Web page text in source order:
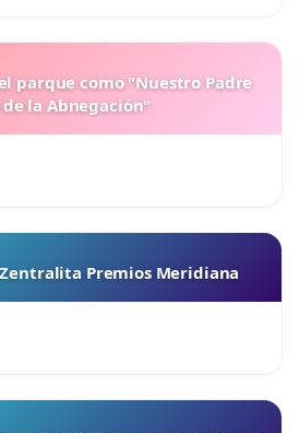
parque como "Nuestro Padre
de la Abnegación"
Premios Meridiana